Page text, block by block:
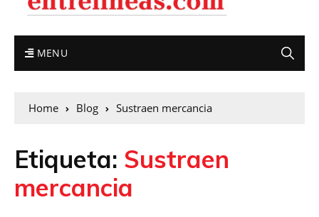
MENU
Home Blog Sustraen mercancia
Etiqueta: Sustraen
mercancia